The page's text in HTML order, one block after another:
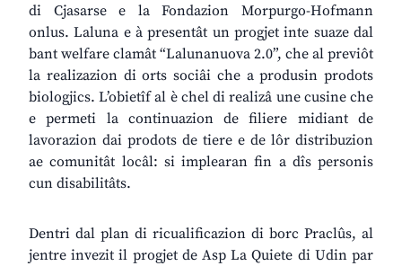
di Cjasarse e la Fondazion Morpurgo-Hofmann
onlus. Laluna e à presentât un progjet inte suaze dal
bant welfare clamât “Lalunanuova 2.0”, che al previôt
la realizazion di orts sociâi che a produsin prodots
biologjics. L’obietîf al è chel di realizâ une cusine che
e permeti la continuazion de filiere midiant de
lavorazion dai prodots de tiere e de lôr distribuzion
ae comunitât locâl: si implearan fin a dîs personis
cun disabilitâts.
Dentri dal plan di ricualificazion di borc Praclûs, al
jentre invezit il progjet de Asp La Quiete di Udin par